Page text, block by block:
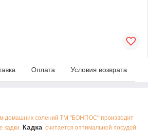
Оплата Условия возврата
домашних солений ТМ "БОНПОС" производит
Кадка считается оптимальной посудой